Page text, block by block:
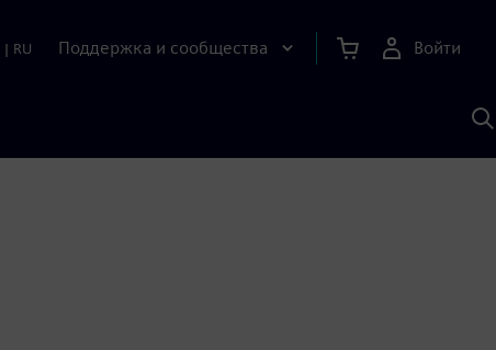
| RU Поддержка и сообщества Войти